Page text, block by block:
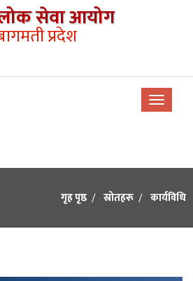
सेवा आयोग
प्रदेश
गृह पृष्ठ स्रोतहरू कार्यविधि